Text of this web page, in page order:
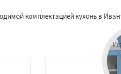
комплектацией кухонь в